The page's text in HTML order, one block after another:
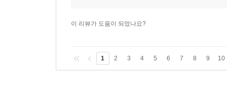
이 리뷰가 도움이 되었나요?
1 2 3 4 5 6 7 8 9 10